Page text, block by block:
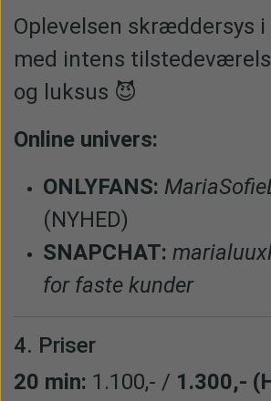
Oplevelsen skræddersys
med intens
og luksus 😈
Online univers:
ONLYFANS:
(NYHED)
SNAPCHAT:
for faste kunder
4. Priser
20 min: 1.100,- / 1.300,-